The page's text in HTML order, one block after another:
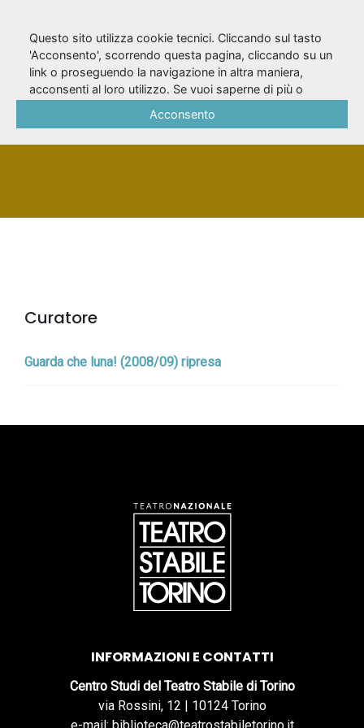
Farinetti, Paola
PERSONA
Curatore
Guarda che luna! (2008/09) ripresa
INFORMAZIONI E CONTATTI
Centro Studi del Teatro Stabile di Torino
via Rossini, 12 | 10124 Torino
Questo sito utilizza cookie tecnici. Cliccando sul tasto
'Acconsento', scorrendo questa pagina, cliccando su un
link o proseguendo la navigazione in altra maniera,
acconsenti al loro utilizzo. Se vuoi saperne di più o
Acconsento